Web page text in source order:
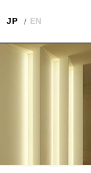
JP EN